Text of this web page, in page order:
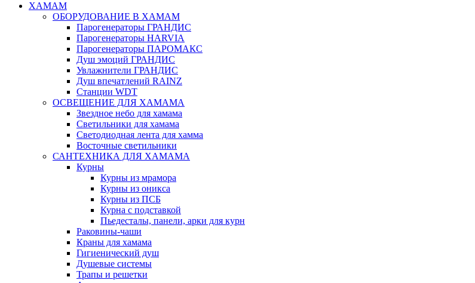
ХАМАМ
ОБОРУДОВАНИЕ В ХАМАМ
Парогенераторы ГРАНДИС
Парогенераторы HARVIA
Парогенераторы ПАРОМАКС
Душ эмоций ГРАНДИС
Увлажнители ГРАНДИС
Душ впечатлений RAINZ
Станции WDT
ОСВЕЩЕНИЕ ДЛЯ ХАМАМА
Звездное небо для хамама
Светильники для хамама
Светодиодная лента для хамма
Восточные светильники
САНТЕХНИКА ДЛЯ ХАМАМА
Курны
Курны из мрамора
Курны из оникса
Курны из ПСБ
Курна с подставкой
Пьедесталы, панели, арки для курн
Раковины-чаши
Краны для хамама
Гигиенический душ
Душевые системы
Трапы и решетки